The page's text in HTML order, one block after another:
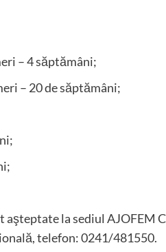
– 4 săptămâni;
– 20 de săptămâni;
aşteptate la sediul AJOFEM
telefon: 0241/481550.